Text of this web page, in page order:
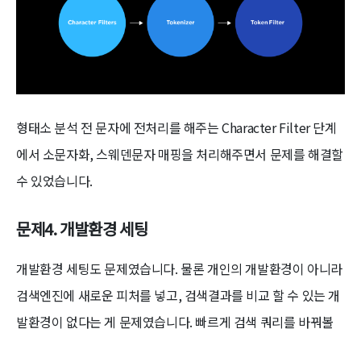
형태소 분석 전 문자에 전처리를 해주는 Character Filter 단계
에서 소문자화, 스웨덴문자 매핑을 처리해주면서 문제를 해결할
수 있었습니다.
문제4. 개발환경 세팅
개발환경 세팅도 문제였습니다. 물론 개인의 개발환경이 아니라
검색엔진에 새로운 피처를 넣고, 검색결과를 비교 할 수 있는 개
발환경이 없다는 게 문제였습니다. 빠르게 검색 쿼리를 바꿔볼